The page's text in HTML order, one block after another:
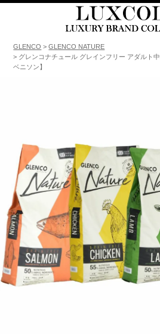
GLENCO
GLENCO NATURE
グレンコナチュール グレインフリー アダルト
ベニソン】